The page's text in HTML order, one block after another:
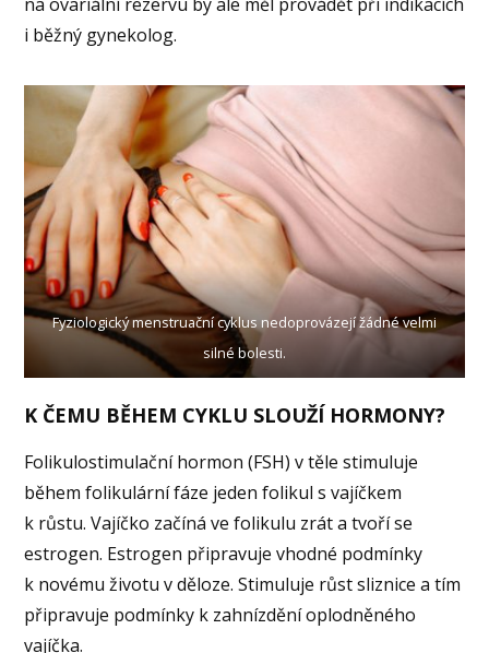
i běžný gynekolog.
Fyziologický menstruační cyklus nedoprovázejí žádné velmi
silné bolesti.
K ČEMU BĚHEM CYKLU SLOUŽÍ HORMONY?
Folikulostimulační hormon (FSH) v těle stimuluje
během folikulární fáze jeden folikul s vajíčkem
k růstu. Vajíčko začíná ve folikulu zrát a tvoří se
estrogen. Estrogen připravuje vhodné podmínky
k novému životu v děloze. Stimuluje růst sliznice a tím
připravuje podmínky k zahnízdění oplodněného
vajíčka.